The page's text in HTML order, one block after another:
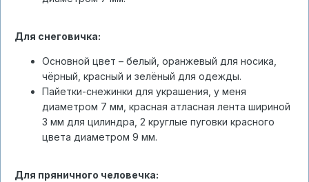
Для снеговичка:
Основной цвет – белый, оранжевый для носика,
чёрный, красный и зелёный для одежды.
Пайетки-снежинки для украшения, у меня
диаметром 7 мм, красная атласная лента шириной
3 мм для цилиндра, 2 круглые пуговки красного
цвета диаметром 9 мм.
Для пряничного человечка: